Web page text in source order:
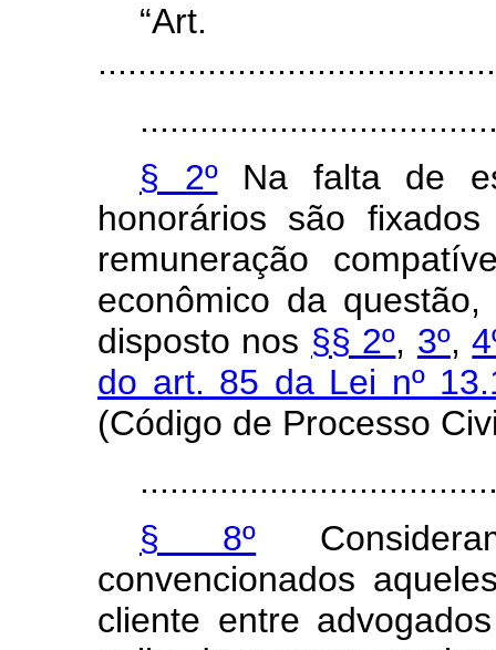
§ 2ºNa falta de
honorários são
remuneração
econômico da
disposto nos §§ 2º, 3º,
do art. 85 da Lei nº
(Código de Processo
§ 8º
convencionados
cliente entre